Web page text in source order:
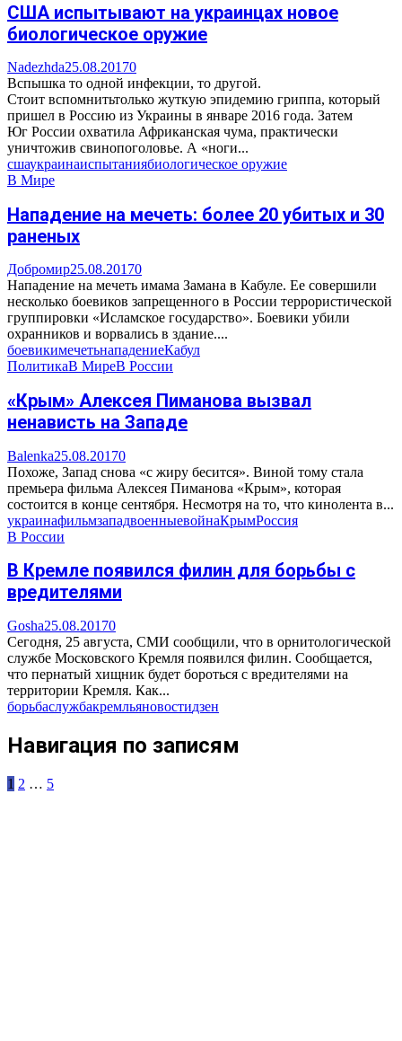
США испытывают на украинцах новое
биологическое оружие
Nadezhda25.08.20170
Вспышка то одной инфекции, то другой.
Стоит вспомнитьтолько жуткую эпидемию гриппа, который
пришел в Россию из Украины в январе 2016 года. Затем
Юг России охватила Африканская чума, практически
уничтожив свинопоголовье. А «ноги...
сшаукраинаиспытаниябиологическое оружие
В Мире
Нападение на мечеть: более 20 убитых и 30
раненых
Добромир25.08.20170
Нападение на мечеть имама Замана в Кабуле. Ее совершили
несколько боевиков запрещенного в России террористической
группировки «Исламское государство». Боевики убили
охранников и ворвались в здание....
боевикимечетьнападениеКабул
ПолитикаВ МиреВ России
«Крым» Алексея Пиманова вызвал
ненависть на Западе
Balenka25.08.20170
Похоже, Запад снова «с жиру бесится». Виной тому стала
премьера фильма Алексея Пиманова «Крым», которая
состоится в конце сентября. Несмотря на то, что кинолента в...
украинафильмзападвоенныевойнаКрымРоссия
В России
В Кремле появился филин для борьбы с
вредителями
Gosha25.08.20170
Сегодня, 25 августа, СМИ сообщили, что в орнитологической
службе Московского Кремля появился филин. Сообщается,
что пернатый хищник будет бороться с вредителями на
территории Кремля. Как...
борьбаслужбакремльяновостидзен
Навигация по записям
1 2 … 5